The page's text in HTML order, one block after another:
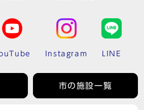
Instagram LINE
市の施設一覧